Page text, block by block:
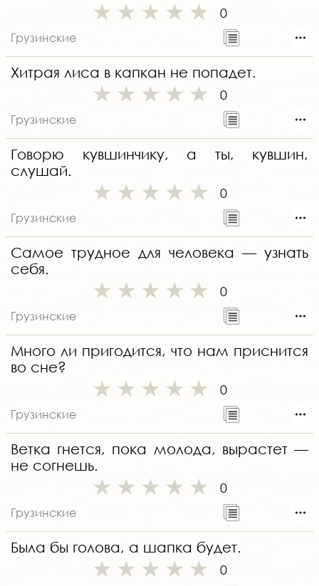
0
Грузинские
Хитрая лиса в капкан не попадет.
0
Грузинские
Говорю кувшинчику, а ты, кувшин,
слушай.
0
Грузинские
Самое трудное для человека — узнать
себя.
0
Грузинские
Много ли пригодится, что нам приснится
во сне?
0
Грузинские
Ветка гнется, пока молода, вырастет —
не согнешь.
0
Грузинские
Была бы голова, а шапка будет.
0